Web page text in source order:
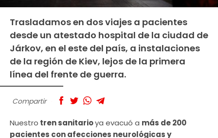
Trasladamos en dos viajes a pacientes
desde un atestado hospital de la ciudad de
Járkov, en el este del país, a instalaciones
de la región de Kiev, lejos de la primera
línea del frente de guerra.
Compartir
Nuestro tren sanitarioya evacuó a más de 200
pacientes con afecciones neurológicas y